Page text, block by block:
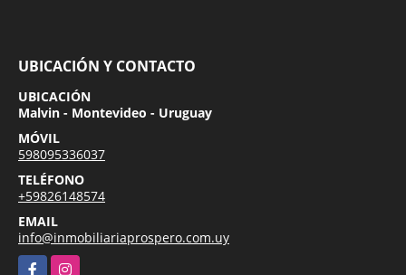
UBICACIÓN Y CONTACTO
UBICACIÓN
Malvin - Montevideo - Uruguay
MÓVIL
598095336037
TELÉFONO
+59826148574
EMAIL
info@inmobiliariaprospero.com.uy
FacebookInstagram